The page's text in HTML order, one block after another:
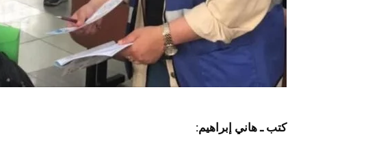
كتب ـ هاني إبراهيم: